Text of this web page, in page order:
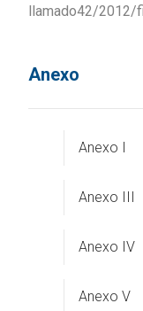
llamado42/2012/
Anexo
Anexo I
Anexo III
Anexo IV
Anexo V